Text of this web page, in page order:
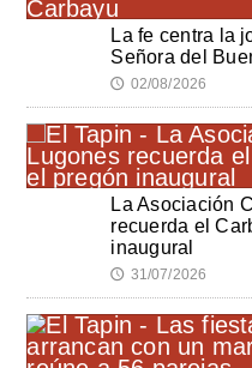
La fe centra la
Señora del
🕔 02/08/2026
La Asociación
recuerda el
inaugural
🕔 31/07/2026